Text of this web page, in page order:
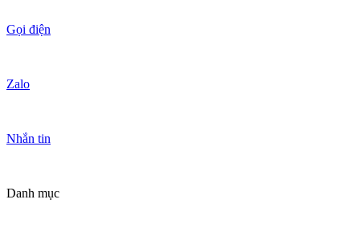
Gọi điện
Zalo
Nhắn tin
Danh mục